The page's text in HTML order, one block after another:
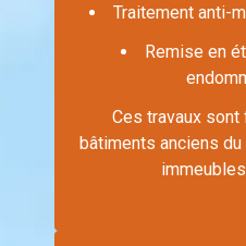
Traitement anti-
Remise en
Ces travaux
bâtiments anciens